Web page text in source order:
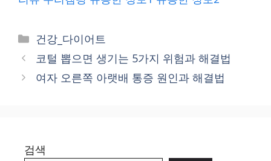
Categories
건강_다이어트
코털 뽑으면 생기는 5가지 위험과 해결법
여자 오른쪽 아랫배 통증 원인과 해결법
검색